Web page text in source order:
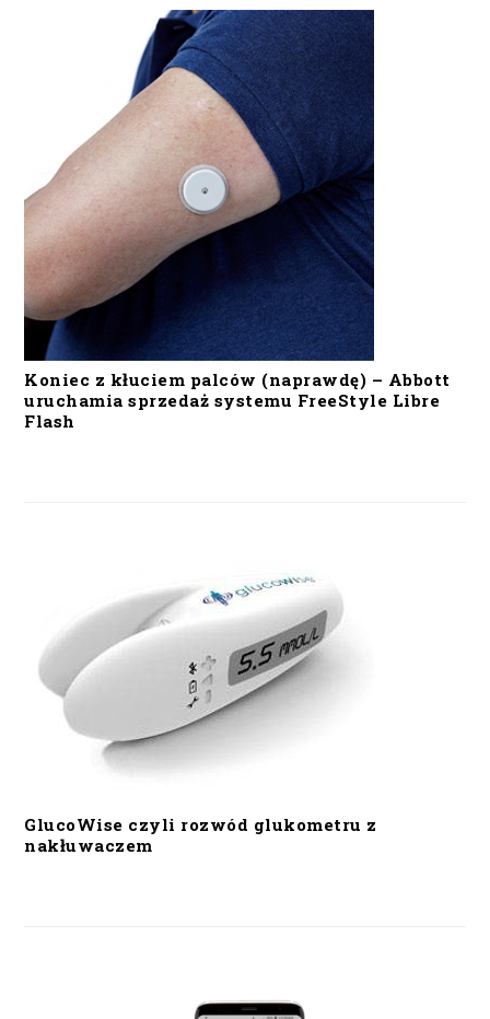
Koniec z kłuciem palców (naprawdę) – Abbott
uruchamia sprzedaż systemu FreeStyle Libre
Flash
GlucoWise czyli rozwód glukometru z
nakłuwaczem